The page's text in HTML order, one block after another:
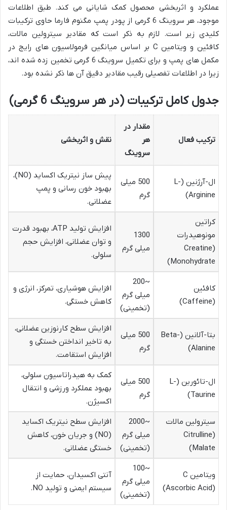
عملکرد و اثربخشی محصول کمک شایانی می کند. طبق اطلاعات
موجود، هر سروینگ 6 گرمی از پودر پمپ مگنوم فارما حاوی ترکیبات
کلیدی زیر است. لازم به ذکر است که مقادیر سیترولین مالات،
کافئین و ویتامین C بر اساس میانگین فرمولاسیون های رایج در
مکمل های پمپ و برای تکمیل سروینگ 6 گرمی تخمین زده شده اند،
زیرا در اطلاعات تفصیلی رقیب مقادیر دقیق آن ها ذکر نشده بود.
جدول کامل ترکیبات (در هر سروینگ 6 گرمی)
ترکیب فعال
مقدار در
هر
سروینگ
نقش و اثربخشی
ال-آرژنین (L-
Arginine)
500 میلی
گرم
پیش ساز نیتریک اکساید (NO)،
بهبود خون رسانی و پمپ
عضلانی.
کراتین
مونوهیدرات
(Creatine
Monohydrate)
1300
میلی گرم
افزایش تولید ATP، بهبود قدرت
و توان عضلانی، افزایش حجم
سلولی.
کافئین
(Caffeine)
~200
میلی گرم
(تخمینی)
افزایش هوشیاری، تمرکز، انرژی و
کاهش خستگی.
بتا-آلانین (Beta-
Alanine)
500 میلی
گرم
افزایش سطح کارنوزین عضلانی،
به تاخیر انداختن خستگی و
افزایش استقامت.
ال-تائورین (L-
Taurine)
500 میلی
گرم
کمک به هیدراتاسیون سلولی،
بهبود عملکرد ورزشی و انتقال
اکسیژن.
سیترولین مالات
(Citrulline
Malate)
~2000
میلی گرم
(تخمینی)
افزایش سطح نیتریک اکساید
(NO) و جریان خون، کاهش
خستگی عضلانی.
ویتامین C
(Ascorbic Acid)
~100
میلی گرم
(تخمینی)
آنتی اکسیدان، حمایت از
سیستم ایمنی و تولید NO.